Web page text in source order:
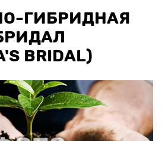
ГИБРИДНАЯ
BRIDAL)